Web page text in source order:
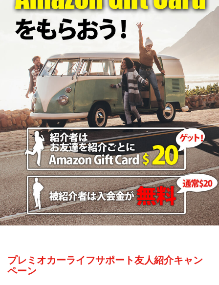
プレミオカーライフサポート友人紹介キャン
ペーン